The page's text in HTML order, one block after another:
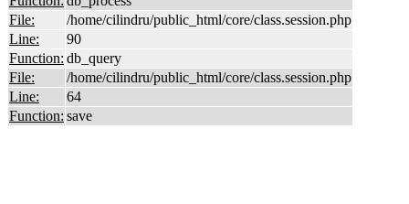
File:
/home/cilindru/public_html/core/class.session.php
Line:
90
Function: db_query
File:
/home/cilindru/public_html/core/class.session.php
Line:
64
Function: save